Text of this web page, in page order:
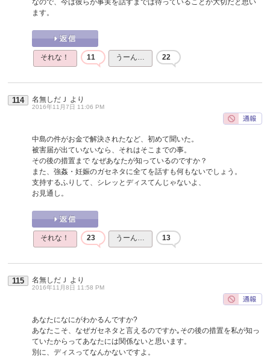
なので、今は彼らが事実を話すまでは待っていることが大切だと思い
ます。
それな！ 11 うーん… 22
114 名無しだＪ より
2016年11月7日 11:06 PM
中島の件がお金で解決されたなど、初めて聞いた。
被害届が出ていないなら、それはそこまでの事。
その後の措置まで なぜあなたが知っているのですか？
また、強姦・妊娠のガセネタに全てを話すも何もないでしょう。
支持するふりして、シレッとディスてんじゃないよ、
お見通し。
それな！ 23 うーん… 13
115 名無しだＪ より
2016年11月8日 11:58 PM
あなたになにがわかるんですか?
あなたこそ、なぜガセネタと言えるのですか｡その後の措置を私が知っ
ていたからってあなたには関係ないと思います。
別に、ディスってなんかないですよ。